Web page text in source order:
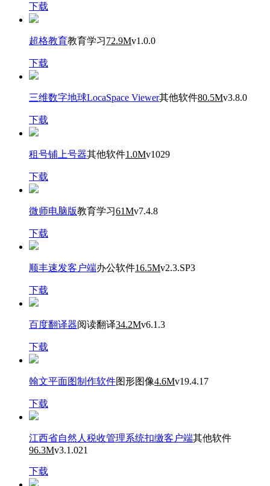
下载
超格教育教育学习72.9Mv1.0.0
下载
三维数字地球LocaSpace Viewer其他软件80.5Mv3.8.0
下载
租号铺上号器其他软件1.0Mv1029
下载
微师电脑版教育学习61Mv7.4.8
下载
顺丰速发客户端办公软件16.5Mv2.3.SP3
下载
百度翻译器阅读翻译34.2Mv6.1.3
下载
翰文平面图制作软件图形图像4.6Mv19.4.17
下载
江西省自然人税收管理系统扣缴客户端其他软件
96.3Mv3.1.021
下载